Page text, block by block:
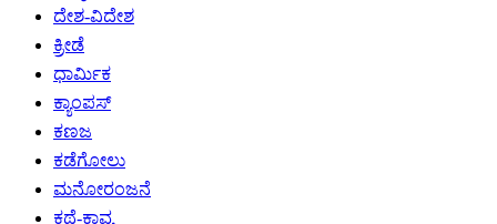
ದೇಶ-ವಿದೇಶ
ಕ್ರೀಡೆ
ಧಾರ್ಮಿಕ
ಕ್ಯಾಂಪಸ್
ಕಣಜ
ಕಡೆಗೋಲು
ಮನೋರಂಜನೆ
ಕಥೆ-ಕಾವ್ಯ